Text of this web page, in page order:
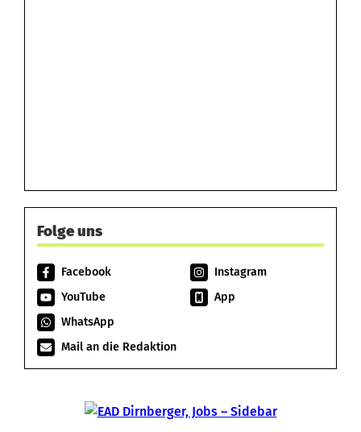
Folge uns
Facebook
Instagram
YouTube
App
WhatsApp
Mail an die Redaktion